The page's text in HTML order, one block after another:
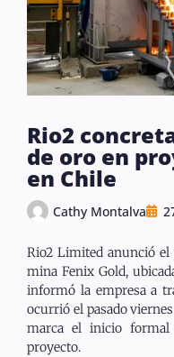
Rio2
de oro en
en Chile
Cathy Montalva
Rio2 Limited anunció
mina Fenix Gold,
informó la empresa a
ocurrió el pasado
marca el inicio
proyecto.